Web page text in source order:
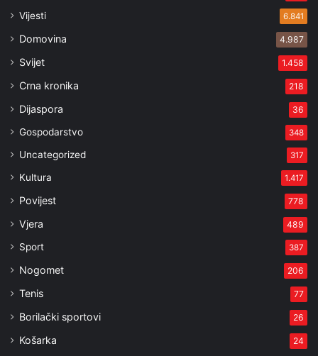
Vijesti 6.841
Domovina 4.987
Svijet 1.458
Crna kronika 218
Dijaspora 36
Gospodarstvo 348
Uncategorized 317
Kultura 1.417
Povijest 778
Vjera 489
Sport 387
Nogomet 206
Tenis 77
Borilački sportovi 26
Košarka 24